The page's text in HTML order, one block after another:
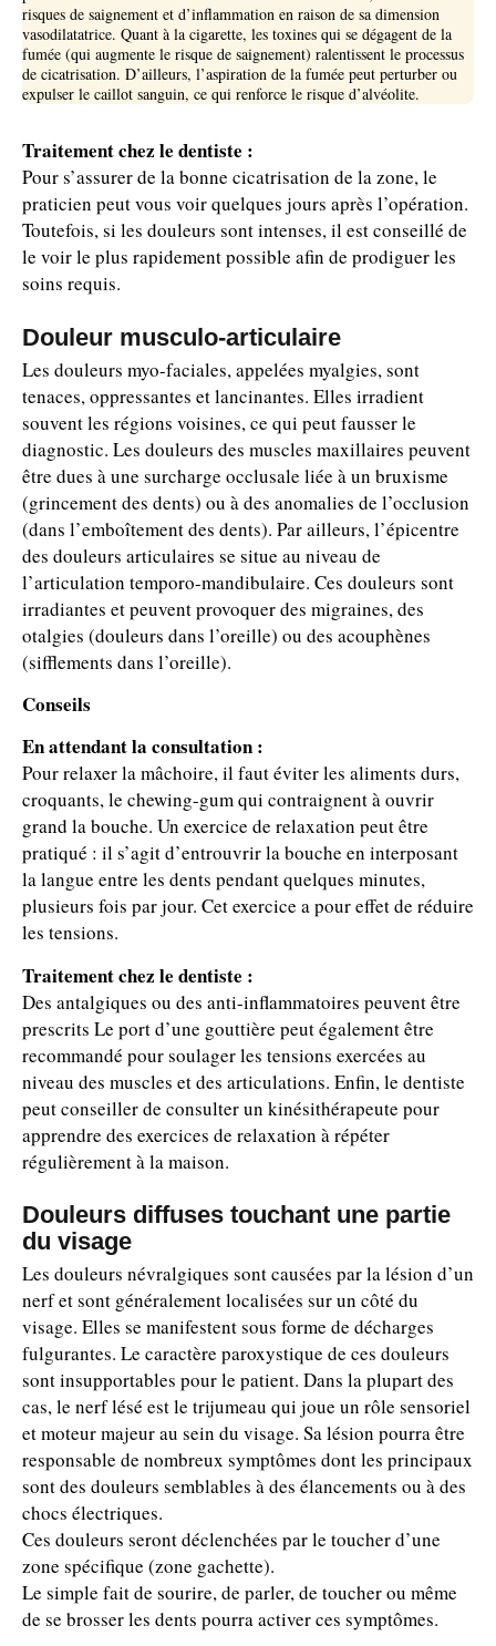
risques de saignement et d’inflammation en raison de sa dimension
vasodilatatrice. Quant à la cigarette, les toxines qui se dégagent de la
fumée (qui augmente le risque de saignement) ralentissent le processus
de cicatrisation. D’ailleurs, l’aspiration de la fumée peut perturber ou
expulser le caillot sanguin, ce qui renforce le risque d’alvéolite.
Traitement chez le dentiste :
Pour s’assurer de la bonne cicatrisation de la zone, le
praticien peut vous voir quelques jours après l’opération.
Toutefois, si les douleurs sont intenses, il est conseillé de
le voir le plus rapidement possible afin de prodiguer les
soins requis.
Douleur musculo-articulaire
Les douleurs myo-faciales, appelées myalgies, sont
tenaces, oppressantes et lancinantes. Elles irradient
souvent les régions voisines, ce qui peut fausser le
diagnostic. Les douleurs des muscles maxillaires peuvent
être dues à une surcharge occlusale liée à un bruxisme
(grincement des dents) ou à des anomalies de l’occlusion
(dans l’emboîtement des dents). Par ailleurs, l’épicentre
des douleurs articulaires se situe au niveau de
l’articulation temporo-mandibulaire. Ces douleurs sont
irradiantes et peuvent provoquer des migraines, des
otalgies (douleurs dans l’oreille) ou des acouphènes
(sifflements dans l’oreille).
Conseils
En attendant la consultation :
Pour relaxer la mâchoire, il faut éviter les aliments durs,
croquants, le chewing-gum qui contraignent à ouvrir
grand la bouche. Un exercice de relaxation peut être
pratiqué : il s’agit d’entrouvrir la bouche en interposant
la langue entre les dents pendant quelques minutes,
plusieurs fois par jour. Cet exercice a pour effet de réduire
les tensions.
Traitement chez le dentiste :
Des antalgiques ou des anti-inflammatoires peuvent être
prescrits Le port d’une gouttière peut également être
recommandé pour soulager les tensions exercées au
niveau des muscles et des articulations. Enfin, le dentiste
peut conseiller de consulter un kinésithérapeute pour
apprendre des exercices de relaxation à répéter
régulièrement à la maison.
Douleurs diffuses touchant une partie
du visage
Les douleurs névralgiques sont causées par la lésion d’un
nerf et sont généralement localisées sur un côté du
visage. Elles se manifestent sous forme de décharges
fulgurantes. Le caractère paroxystique de ces douleurs
sont insupportables pour le patient. Dans la plupart des
cas, le nerf lésé est le trijumeau qui joue un rôle sensoriel
et moteur majeur au sein du visage. Sa lésion pourra être
responsable de nombreux symptômes dont les principaux
sont des douleurs semblables à des élancements ou à des
chocs électriques.
Ces douleurs seront déclenchées par le toucher d’une
zone spécifique (zone gachette).
Le simple fait de sourire, de parler, de toucher ou même
de se brosser les dents pourra activer ces symptômes.